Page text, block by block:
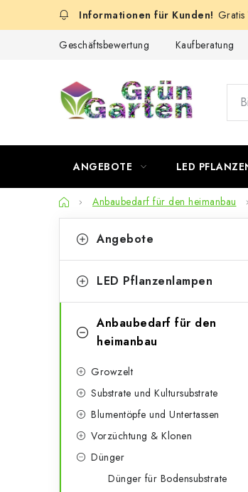
Geschäftsbewertung Kaufberatung
ANGEBOTE LED
StartseiteAnbaubedarf für den heimanbau
e
t
überspringen
a
e
Angebote
LED Pflanzenlampen
Anbaubedarf für den
heimanbau
Growzelt
Substrate und Kultursubstrate
Blumentöpfe und Untertassen
Vorzüchtung & Klonen
Dünger
Dünger für Bodensubstrate